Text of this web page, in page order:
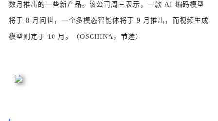
数月推出的一些新产品。该公司周三表示，一款 AI 编码模型
将于 8 月问世，一个多模态智能体将于 9 月推出，而视频生成
模型则定于 10 月。（OSCHINA，节选）